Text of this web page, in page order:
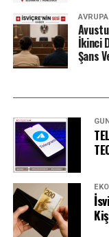
AVRUPA
İkinci
Şans